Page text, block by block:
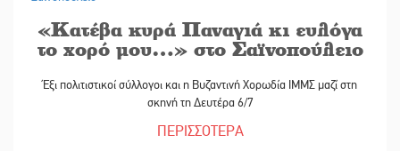
«Κατέβα κυρά Παναγιά κι ευλόγα
το χορό μου…» στο Σαϊνοπούλειο
Έξι πολιτιστικοί σύλλογοι και η Βυζαντινή Χορωδία ΙΜΜΣ μαζί στη
σκηνή τη Δευτέρα 6/7
ΠΕΡΙΣΣΟΤΕΡΑ